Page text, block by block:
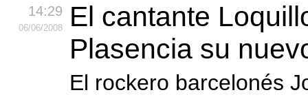
14:29
06/06/2008
El cantante
Plasencia su
El rockero barcelonés